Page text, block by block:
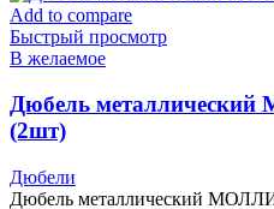
Add to compare
Быстрый просмотр
В желаемое
Дюбель
(2шт)
Дюбели
Дюбель металлический